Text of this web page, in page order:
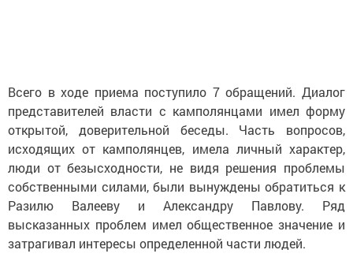
Всего в ходе приема поступило 7 обращений. Диалог
представителей власти с камполянцами имел форму
открытой, доверительной беседы. Часть вопросов,
исходящих от камполянцев, имела личный характер,
люди от безысходности, не видя решения проблемы
собственными силами, были вынуждены обратиться к
Разилю Валееву и Александру Павлову. Ряд
высказанных проблем имел общественное значение и
затрагивал интересы определенной части людей.